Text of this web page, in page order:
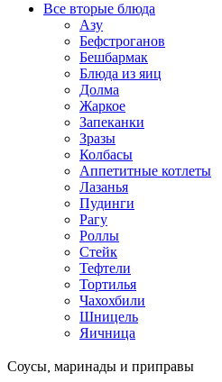
Все вторые блюда
Азу
Бефстроганов
Бешбармак
Блюда из яиц
Долма
Жаркое
Запеканки
Зразы
Колбасы
Аппетитные котлеты
Лазанья
Пудинги
Рагу
Роллы
Стейк
Тефтели
Тортилья
Чахохбили
Шницель
Яичница
Соусы, маринады и приправы